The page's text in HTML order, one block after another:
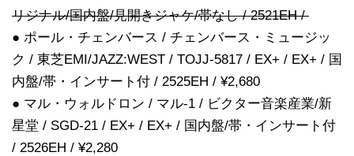
リジナル/国内盤/見開きジャケ/帯なし / 2521EH /
● ポール・チェンバース / チェンバース・ミュージッ
ク / 東芝EMI/JAZZ:WEST / TOJJ-5817 / EX+ / EX+ / 国
内盤/帯・インサート付 / 2525EH / ¥2,680
● マル・ウォルドロン / マル-1 / ビクター音楽産業/新
星堂 / SGD-21 / EX+ / EX+ / 国内盤/帯・インサート付
/ 2526EH / ¥2,280